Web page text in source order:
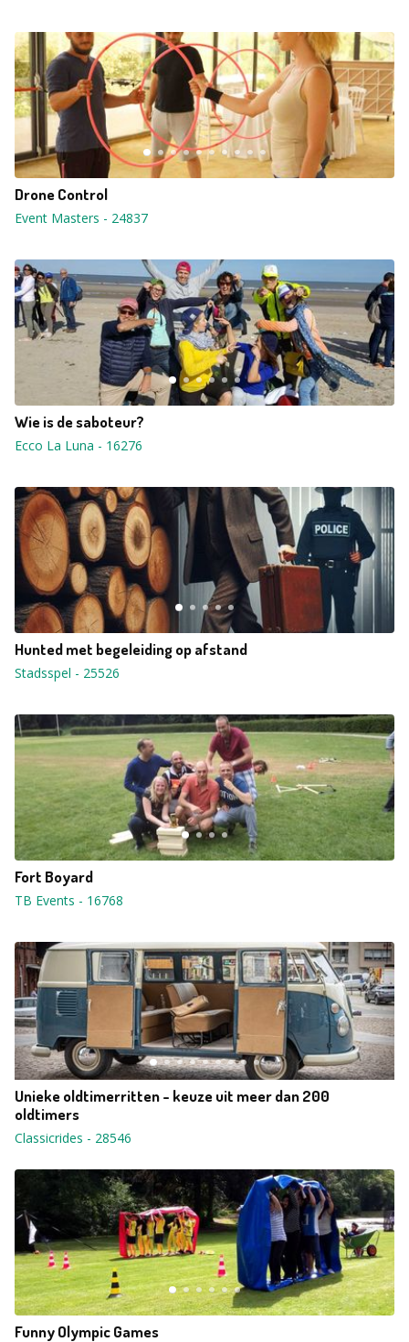
Drone Control
Event Masters - 24837
Wie is de saboteur?
Ecco La Luna - 16276
Hunted met begeleiding op afstand
Stadsspel - 25526
Fort Boyard
TB Events - 16768
Unieke oldtimerritten - keuze uit meer dan 200
oldtimers
Classicrides - 28546
Funny Olympic Games